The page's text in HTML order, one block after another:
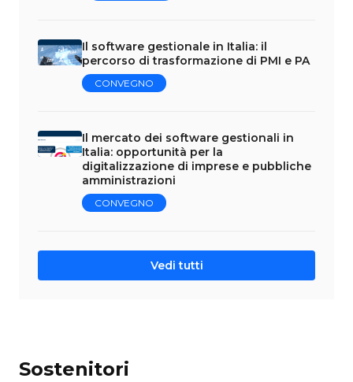
Il software gestionale in Italia: il
percorso di trasformazione di PMI e PA
CONVEGNO
Il mercato dei software gestionali in
Italia: opportunità per la
digitalizzazione di imprese e pubbliche
amministrazioni
CONVEGNO
Vedi tutti
Sostenitori